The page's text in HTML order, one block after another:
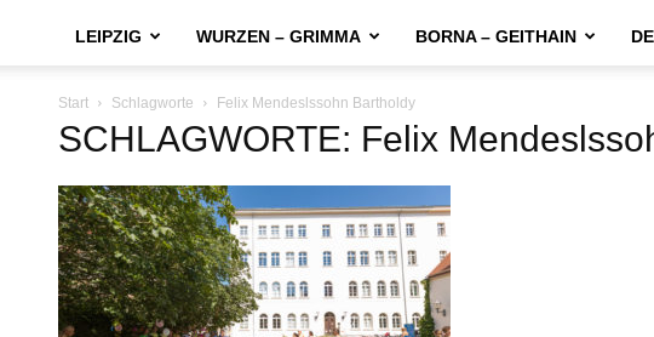
LEIPZIG WURZEN – GRIMMA BORNA – GEITHAIN
Start Schlagworte Felix Mendeslssohn Bartholdy
SCHLAGWORTE: Felix